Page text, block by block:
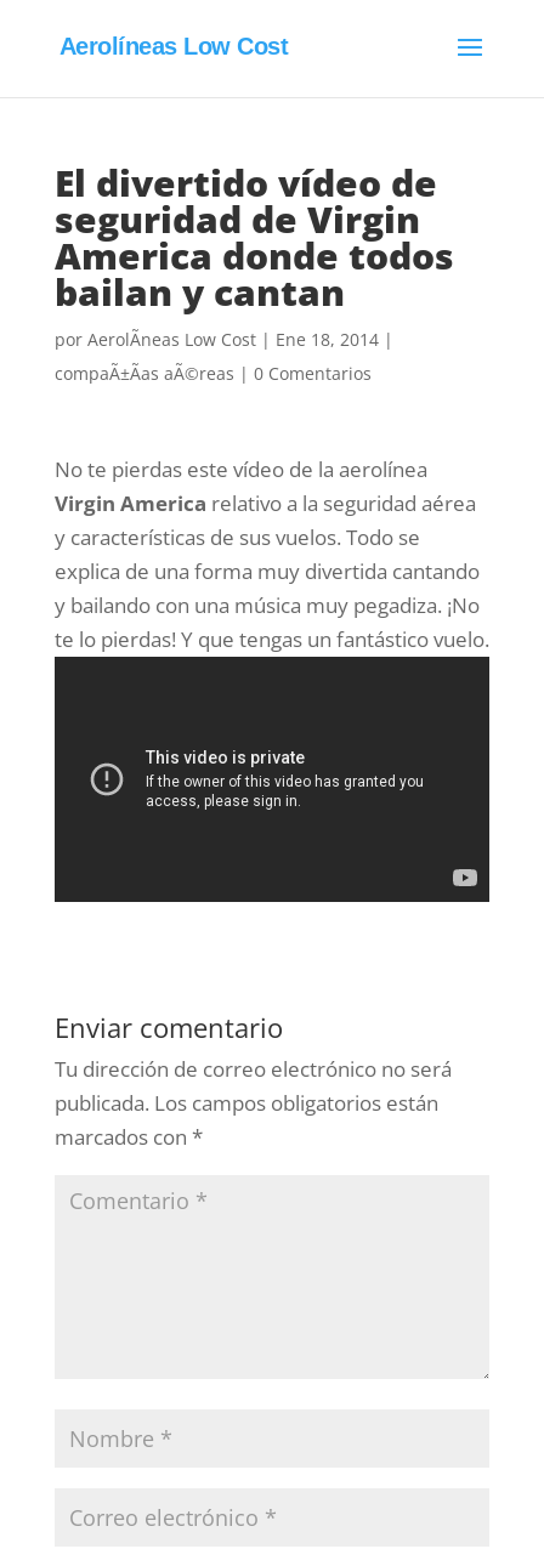
Aerolíneas Low Cost
El divertido vídeo de
seguridad de Virgin
America donde todos
bailan y cantan
por AerolÃ­neas Low Cost| Ene 18, 2014|
compaÃ±Ã­as aÃ©reas | 0 Comentarios
No te pierdas este vídeo de la aerolínea
Virgin America relativo a la seguridad aérea
y características de sus vuelos. Todo se
explica de una forma muy divertida cantando
y bailando con una música muy pegadiza. ¡No
te lo pierdas! Y que tengas un fantástico vuelo.
Enviar comentario
Tu dirección de correo electrónico no será
publicada. Los campos obligatorios están
marcados con *